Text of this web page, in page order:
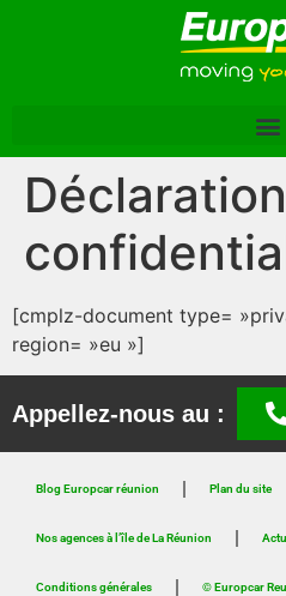
[cmplz-document type=
region= »eu »]
Appellez-nous au :
Blog Europcar réunion Plan du site
Nos agences à l’île de La Réunion
Conditions générales © Europcar